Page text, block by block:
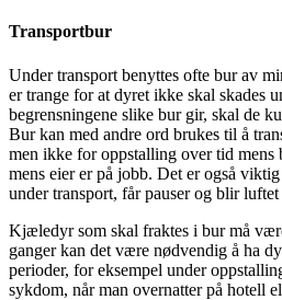
Transportbur
Under transport benyttes ofte bur av
er trange for at dyret ikke skal skades
begrensningene slike bur gir, skal de
Bur kan med andre ord brukes til å
men ikke for oppstalling over tid mens
mens eier er på jobb. Det er også
under transport, får pauser og blir
Kjæledyr som skal fraktes i bur må
ganger kan det være nødvendig å ha
perioder, for eksempel under
sykdom, når man overnatter på hotell